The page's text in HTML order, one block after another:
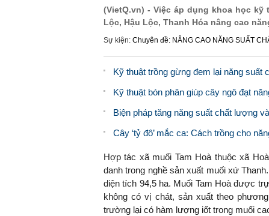
(VietQ.vn) - Việc áp dụng khoa học
Lộc, Hậu Lộc, Thanh Hóa nâng cao
Sự kiện: Chuyên đề: NÂNG CAO NĂNG SUẤT
Kỹ thuật trồng gừng đem lại năng suất
Kỹ thuật bón phân giúp cây ngô đạt
Biện pháp tăng năng suất chất lượng
Cây ‘tỷ đô’ mắc ca: Cách trồng cho
Hợp tác xã muối Tam Hoà thuộc xã
danh trong nghề sản xuất muối xứ
diện tích 94,5 ha. Muối Tam Hoà được
không có vị chát, sản xuất theo
trường lại có hàm lượng iốt trong muối